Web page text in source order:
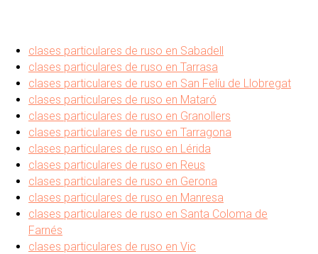
clases particulares de ruso en Sabadell
clases particulares de ruso en Tarrasa
clases particulares de ruso en San Felíu de Llobregat
clases particulares de ruso en Mataró
clases particulares de ruso en Granollers
clases particulares de ruso en Tarragona
clases particulares de ruso en Lérida
clases particulares de ruso en Reus
clases particulares de ruso en Gerona
clases particulares de ruso en Manresa
clases particulares de ruso en Santa Coloma de
Farnés
clases particulares de ruso en Vic